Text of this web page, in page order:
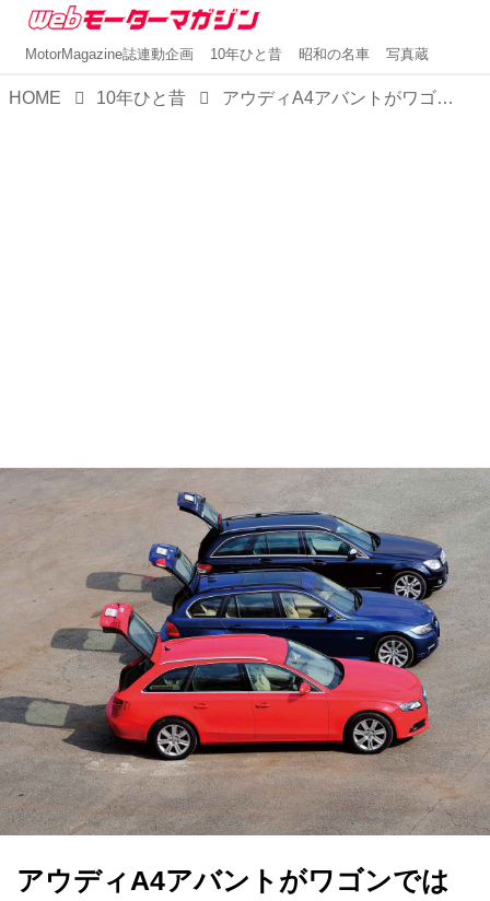
MotorMagazine誌連動企画 10年ひと昔 昭和の名車 写真蔵
HOME 10年ひと昔 アウディA4アバントがワゴンではなく「アバント」な理由【10年ひと昔の新車】
アウディA4アバントがワゴンでは